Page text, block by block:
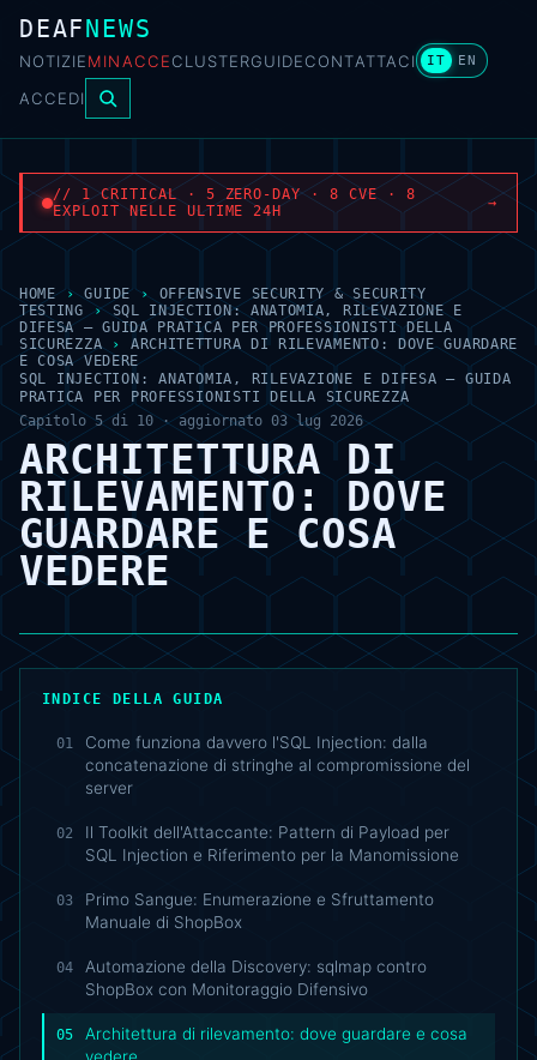
DEAFNEWS
NOTIZIEMINACCECLUSTERGUIDECONTATTACI IT EN
ACCEDI
// 1 CRITICAL · 5 ZERO-DAY · 8 CVE · 8
EXPLOIT NELLE ULTIME 24H
→
HOME › GUIDE › OFFENSIVE SECURITY & SECURITY
TESTING
›
SQL INJECTION: ANATOMIA, RILEVAZIONE E
DIFESA — GUIDA PRATICA PER PROFESSIONISTI DELLA
SICUREZZA
›
ARCHITETTURA DI RILEVAMENTO: DOVE GUARDARE
E COSA VEDERE
SQL INJECTION: ANATOMIA, RILEVAZIONE E DIFESA — GUIDA
PRATICA PER PROFESSIONISTI DELLA SICUREZZA
Capitolo 5 di 10 · aggiornato 03 lug 2026
ARCHITETTURA DI
RILEVAMENTO: DOVE
GUARDARE E COSA
VEDERE
INDICE DELLA GUIDA
01
Come funziona davvero l'SQL Injection: dalla
concatenazione di stringhe al compromissione del
server
02
Il Toolkit dell'Attaccante: Pattern di Payload per
SQL Injection e Riferimento per la Manomissione
03
Primo Sangue: Enumerazione e Sfruttamento
Manuale di ShopBox
04
Automazione della Discovery: sqlmap contro
ShopBox con Monitoraggio Difensivo
05
Architettura di rilevamento: dove guardare e cosa